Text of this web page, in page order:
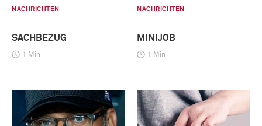
NACHRICHTEN
SACHBEZUG
1 Min
NACHRICHTEN
MINIJOB
1 Min